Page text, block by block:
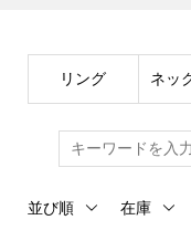
リング ネッ
並び順 在庫